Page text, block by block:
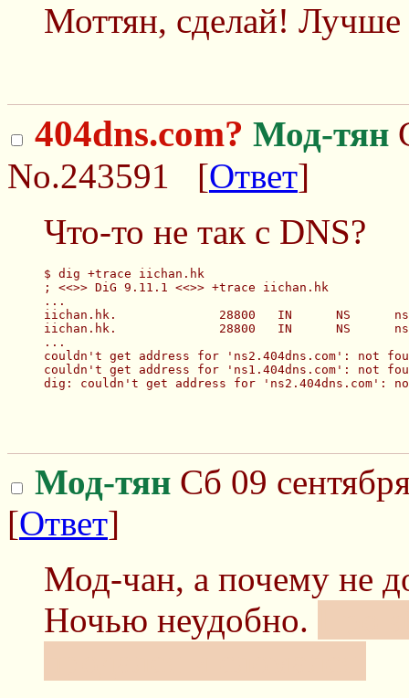
Моттян, сделай! Лучше
404dns.com? Мод-тян
No.243591 [Ответ]
Что-то не так с DNS?
$ dig +trace iichan.hk
; <<>> DiG 9.11.1 <<>> +trace iichan.hk
...
iichan.hk.              28800   IN      NS
iichan.hk.              28800   IN      NS
...
couldn't get address for 'ns2.404dns.com': not
couldn't get address for 'ns1.404dns.com': not
dig: couldn't get address for 'ns2.404dns.com': no
Мод-тян Сб 09
[Ответ]
Мод-чан, а почему не
Ночью неудобно.